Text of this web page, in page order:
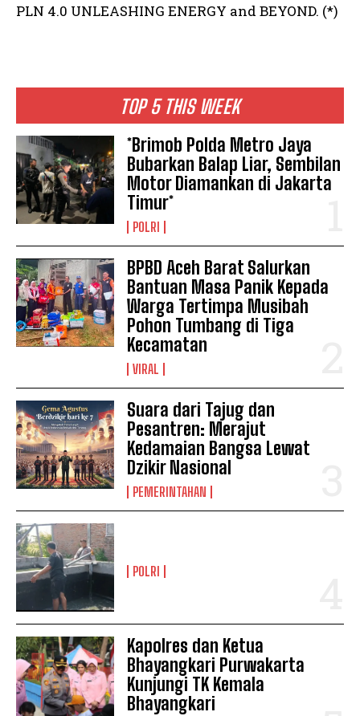
TOP 5 THIS WEEK
*Brimob Polda Metro Jaya
Bubarkan Balap Liar, Sembilan
Motor Diamankan di Jakarta
Timur*
POLRI
BPBD Aceh Barat Salurkan
Bantuan Masa Panik Kepada
Warga Tertimpa Musibah
Pohon Tumbang di Tiga
Kecamatan
VIRAL
Suara dari Tajug dan
Pesantren: Merajut
Kedamaian Bangsa Lewat
Dzikir Nasional
PEMERINTAHAN
POLRI
Kapolres dan Ketua
Bhayangkari Purwakarta
Kunjungi TK Kemala
Bhayangkari
PLN 4.0 UNLEASHING ENERGY and BEYOND. (*)